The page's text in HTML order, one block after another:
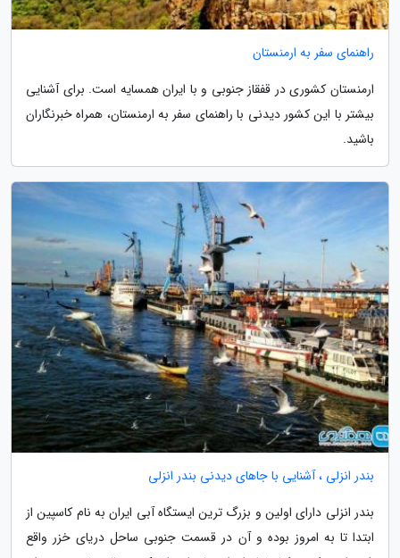
راهنمای سفر به ارمنستان
ارمنستان کشوری در قفقاز جنوبی و با ایران همسایه است. برای آشنایی
بیشتر با این کشور دیدنی با راهنمای سفر به ارمنستان، همراه خبرنگاران
باشید.
بندر انزلی ، آشنایی با جاهای دیدنی بندر انزلی
بندر انزلی دارای اولین و بزرگ ترین ایستگاه آبی ایران به نام کاسپین از
ابتدا تا به امروز بوده و آن در قسمت جنوبی ساحل دریای خزر واقع